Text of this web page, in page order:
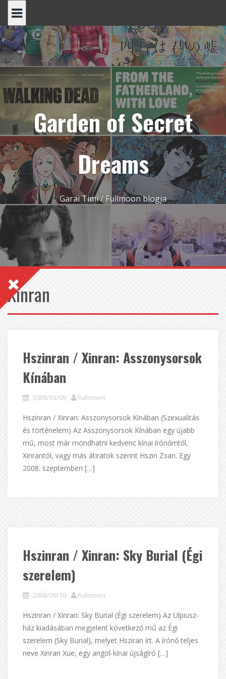
content
Garden of Secret
Dreams
Garai Timi / Fullmoon blogja
Xinran
Hszinran / Xinran: Asszonysorsok
Kínában
2009/03/09 Fullmoon
Hszinran / Xinran: Asszonysorsok Kínában (Szexualitás
és történelem) Az Asszonysorsok Kínában egy újabb
mű, most már mondhatni kedvenc kínai írónőmtől,
Xinrantól, vagy más átiratok szerint Hszin Zsan. Egy
2008. szeptemberi […]
Hszinran / Xinran: Sky Burial (Égi
szerelem)
2008/09/10 Fullmoon
Hszinran / Xinran: Sky Burial (Égi szerelem) Az Ulpiusz-
ház kiadásában megjelent következő mű az Égi
szerelem (Sky Burial), melyet Hsziran írt. A írónő teljes
neve Xinran Xue, egy angol-kínai újságíró […]